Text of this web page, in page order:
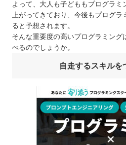
よって、大人も子どももプログラミ
上がってきており、今後もプログラ
ると予想されます。
そんな重要度の高いプログラミング
べるのでしょうか。
自走するスキルを